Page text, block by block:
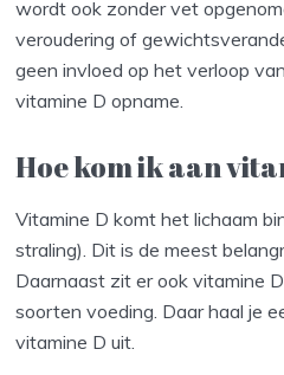
wordt ook zonder vet
veroudering of
geen invloed op het verloop
vitamine D opname.
Hoe kom ik aan
Vitamine D komt het lichaam
straling). Dit is de meest
Daarnaast zit er ook vitamine
soorten voeding. Daar haal je
vitamine D uit.